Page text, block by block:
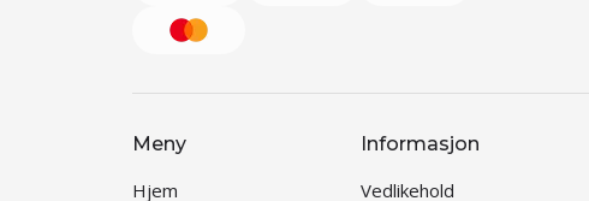
Meny
Hjem
Informasjon
Vedlikehold